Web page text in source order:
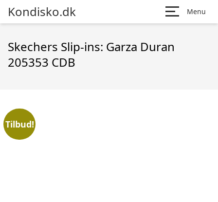
Kondisko.dk Menu
Skechers Slip-ins: Garza Duran
205353 CDB
Tilbud!